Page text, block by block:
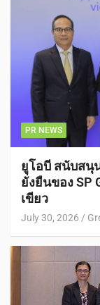
PR NEWS
ยูโอบี สนับสนุ
ยั่งยืนของ SP
เขียว
July 30, 2026